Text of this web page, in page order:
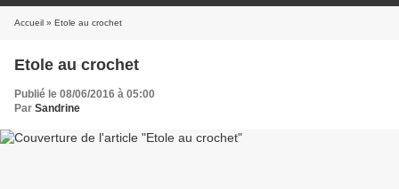
Accueil » Etole au crochet
Etole au crochet
Publié le 08/06/2016 à 05:00
Par Sandrine